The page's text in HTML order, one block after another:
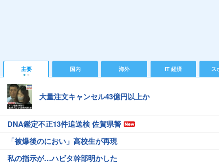
主要 国内 海外 IT 経済 ス
大量注文キャンセル43億円以上か
DNA鑑定不正13件追送検 佐賀県警
「被爆後のにおい」高校生が再現
私の指示が…ハビタ幹部明かした